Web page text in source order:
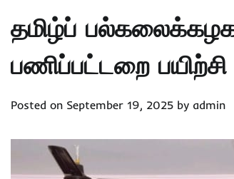
தமிழ்ப்
பணிப்பட்டறை பயிற்சி
Posted on September 19, 2025 by admin